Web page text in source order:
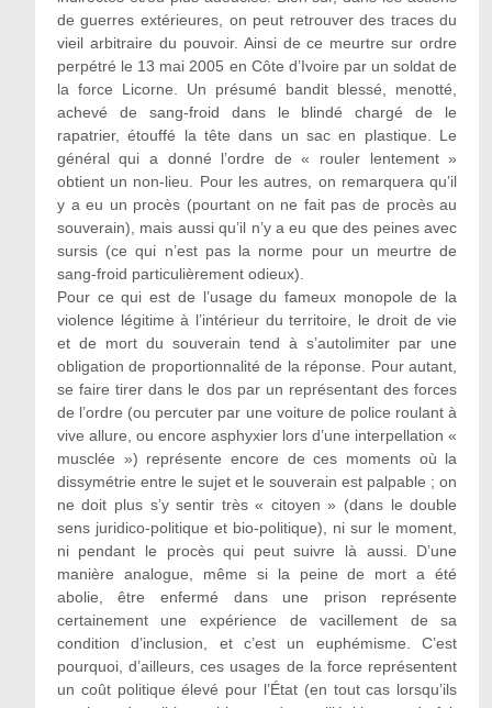
de guerres extérieures, on peut retrouver des traces du
vieil arbitraire du pouvoir. Ainsi de ce meurtre sur ordre
perpétré le 13 mai 2005 en Côte d’Ivoire par un soldat de
la force Licorne. Un présumé bandit blessé, menotté,
achevé de sang-froid dans le blindé chargé de le
rapatrier, étouffé la tête dans un sac en plastique. Le
général qui a donné l’ordre de « rouler lentement »
obtient un non-lieu. Pour les autres, on remarquera qu’il
y a eu un procès (pourtant on ne fait pas de procès au
souverain), mais aussi qu’il n’y a eu que des peines avec
sursis (ce qui n’est pas la norme pour un meurtre de
sang-froid particulièrement odieux).
Pour ce qui est de l’usage du fameux monopole de la
violence légitime à l’intérieur du territoire, le droit de vie
et de mort du souverain tend à s’autolimiter par une
obligation de proportionnalité de la réponse. Pour autant,
se faire tirer dans le dos par un représentant des forces
de l’ordre (ou percuter par une voiture de police roulant à
vive allure, ou encore asphyxier lors d’une interpellation «
musclée ») représente encore de ces moments où la
dissymétrie entre le sujet et le souverain est palpable ; on
ne doit plus s’y sentir très « citoyen » (dans le double
sens juridico-politique et bio-politique), ni sur le moment,
ni pendant le procès qui peut suivre là aussi. D’une
manière analogue, même si la peine de mort a été
abolie, être enfermé dans une prison représente
certainement une expérience de vacillement de sa
condition d’inclusion, et c’est un euphémisme. C’est
pourquoi, d’ailleurs, ces usages de la force représentent
un coût politique élevé pour l’État (en tout cas lorsqu’ils